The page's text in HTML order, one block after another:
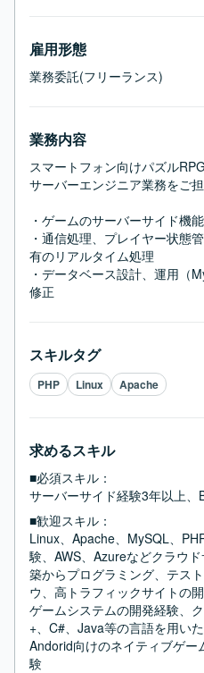
雇用形態
業務委託(フリーランス)
業務内容
スマートフォン向けパズル
サーバーエンジニア業務をご担
・ゲームのサーバーサイド機
・通信処理、プレイヤー状態
有のリアルタイム処理
・データベース設計、運用（
修正
スキルタグ
PHP Linux Apache
求めるスキル
■必須スキル：
サーバーサイド経験3年以上
■歓迎スキル：
Linux、Apache、MySQL、
験、AWS、Azureなどクラウ
築からプログラミング、テス
ウ、高トラフィックサイトの
ゲームシステムの開発経験、
+、C#、Java等の言語を用い
Andorid向けのネイティブゲ
験